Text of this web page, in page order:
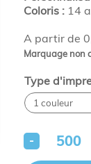
A partir de
Marquage non
Coloris :14
Type
-